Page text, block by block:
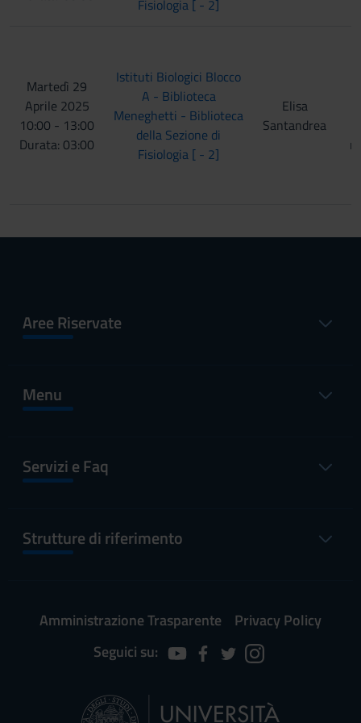
Fisiologia [ - 2]
Martedì 29
Aprile 2025
10:00 - 13:00
Durata: 03:00
Istituti Biologici Blocco
A - Biblioteca
Meneghetti - Biblioteca
della Sezione di
Fisiologia [ - 2]
Elisa
Santandrea
Aree Riservate
Menu
Servizi e Faq
Strutture di riferimento
Amministrazione Trasparente
Privacy Policy
Seguici su: